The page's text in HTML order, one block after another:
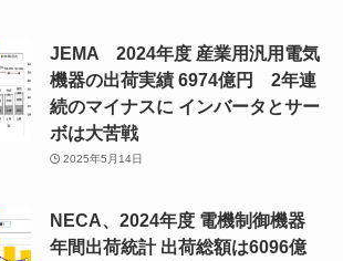
JEMA 2024年度 産業用汎用電気
機器の出荷実績 6974億円 2年連
続のマイナスに インバータとサー
ボは大苦戦
2025年5月14日
NECA、2024年度 電機制御機器
年間出荷統計 出荷総額は6096億